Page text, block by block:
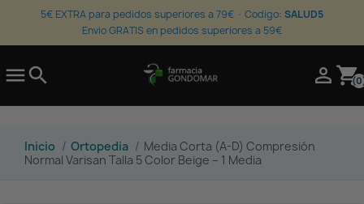
5€ EXTRA para pedidos superiores a 79€ · Codigo: SALUD5
Envio GRATIS en pedidos superiores a 59€
search  shopping_cart
Inicio Ortopedia
Media Corta (A-D) Compresión
Normal Varisan Talla 5 Color Beige – 1 Media